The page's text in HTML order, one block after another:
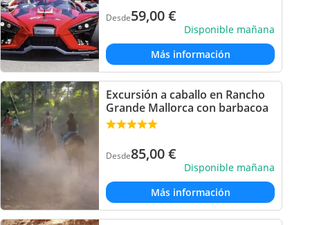
Desde59,00€
Disponible mañana
Más información
Excursión a caballo en Rancho
Grande Mallorca con barbacoa
Desde85,00€
Disponible mañana
Más información